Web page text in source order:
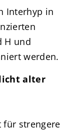
Interhyp in
H und
werden.
alter
für strengere